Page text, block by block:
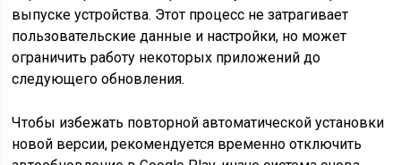
выпуске устройства. Этот процесс не затрагивает
пользовательские данные и настройки, но может
ограничить работу некоторых приложений до
следующего обновления.
Чтобы избежать повторной автоматической установки
новой версии, рекомендуется временно отключить